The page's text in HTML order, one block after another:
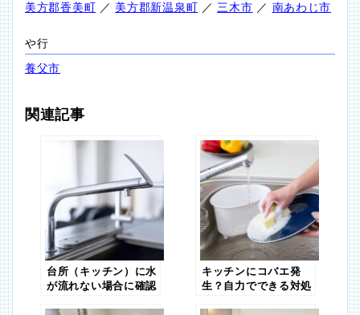
美方郡香美町 ／ 美方郡新温泉町 ／三木市 ／ 南あわじ市
や行
養父市
関連記事
台所（キッチン）に水
が流れない場合に確認
キッチンにコバエ発
生？自力でできる対処